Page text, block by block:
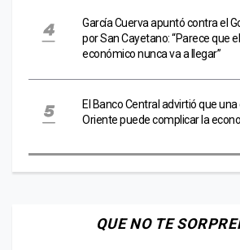
García Cuerva apuntó contra el
por San Cayetano: “Parece que
económico nunca va a llegar”
El Banco Central advirtió que
Oriente puede complicar la
QUE NO TE